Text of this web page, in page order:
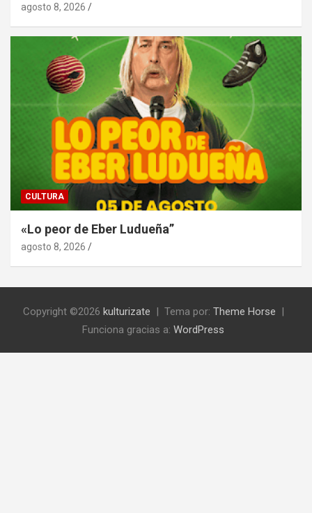
agosto 8, 2026
CULTURA
«Lo peor de Eber Ludueña”
agosto 8, 2026
Copyright ©2026 kulturizate Tema por: Theme Horse
Funciona gracias a: WordPress